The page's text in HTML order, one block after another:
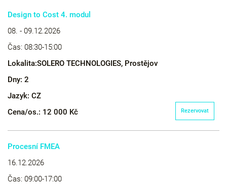
Design to Cost 4. modul
08. - 09.12.2026
Čas: 08:30-15:00
Lokalita:SOLERO TECHNOLOGIES, Prostějov
Dny: 2
Jazyk: CZ
Cena/os.: 12 000 Kč Rezervovat
Procesní FMEA
16.12.2026
Čas: 09:00-17:00